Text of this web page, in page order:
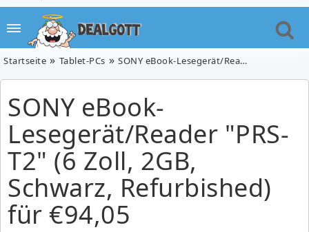
Startseite Tablet-PCs SONY eBook-Lesegerät/Reader "PRS-T2" (6 Zoll, 2GB, Schwarz, Refurbished) für €94,05
SONY eBook-
Lesegerät/Reader "PRS-
T2" (6 Zoll, 2GB,
Schwarz, Refurbished)
für €94,05